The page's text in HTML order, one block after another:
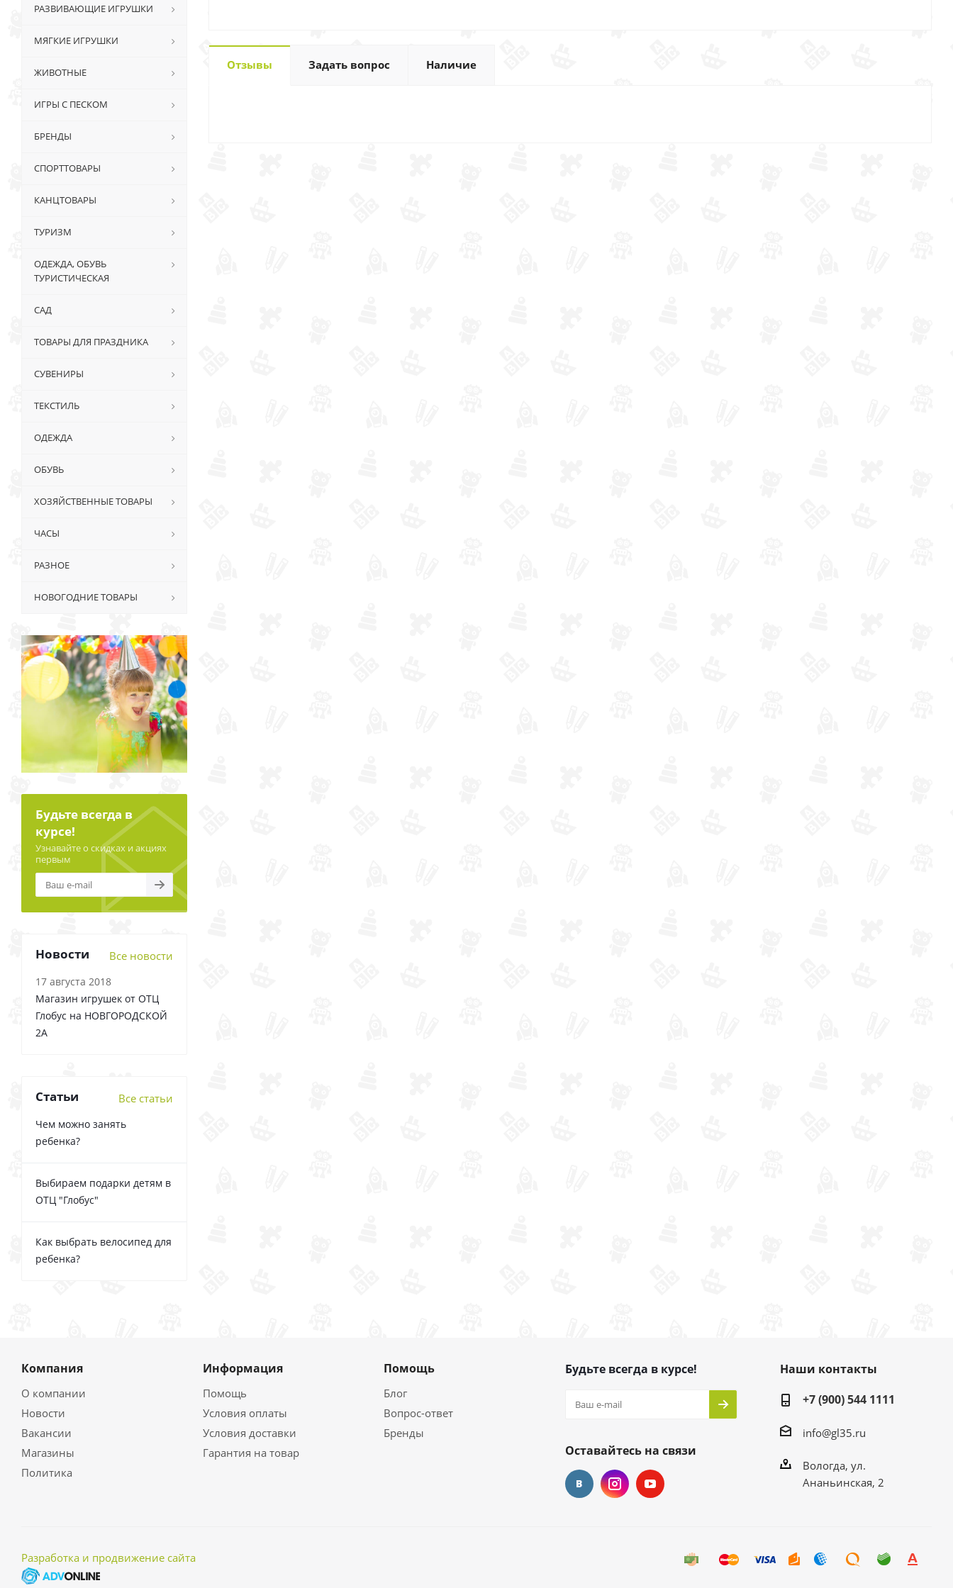
Отзывы Задать вопрос Наличие
РАЗВИВАЮЩИЕ ИГРУШКИ
МЯГКИЕ ИГРУШКИ
ЖИВОТНЫЕ
ИГРЫ С ПЕСКОМ
БРЕНДЫ
СПОРТТОВАРЫ
КАНЦТОВАРЫ
ТУРИЗМ
ОДЕЖДА, ОБУВЬ
ТУРИСТИЧЕСКАЯ
САД
ТОВАРЫ ДЛЯ ПРАЗДНИКА
СУВЕНИРЫ
ТЕКСТИЛЬ
ОДЕЖДА
ОБУВЬ
ХОЗЯЙСТВЕННЫЕ ТОВАРЫ
ЧАСЫ
РАЗНОЕ
НОВОГОДНИЕ ТОВАРЫ
Будьте всегда в
курсе!
Узнавайте о скидках и акциях
первым
Новости Все новости
17 августа 2018
Магазин игрушек от ОТЦ
Глобус на НОВГОРОДСКОЙ
2А
Статьи Все статьи
Чем можно занять
ребенка?
Выбираем подарки детям в
ОТЦ "Глобус"
Как выбрать велосипед для
ребенка?
Компания
О компании
Новости
Вакансии
Магазины
Политика
Информация
Помощь
Условия оплаты
Условия доставки
Гарантия на товар
Помощь
Блог
Вопрос-ответ
Бренды
Будьте всегда в курсе!
Оставайтесь на связи
Наши контакты
+7 (900) 544 1111
info@gl35.ru
Вологда, ул.
Ананьинская, 2
Разработка и продвижение сайта